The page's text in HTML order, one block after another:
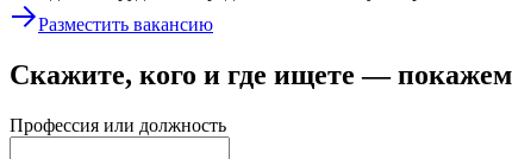
Разместить вакансию
Скажите, кого и где ищете —
Профессия или должность